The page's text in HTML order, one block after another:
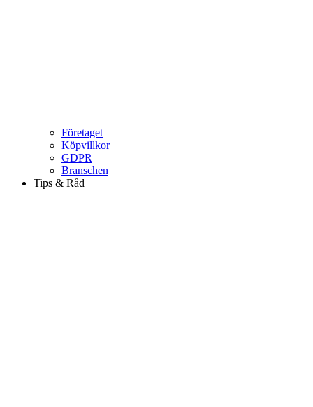
Företaget
Köpvillkor
GDPR
Branschen
Tips & Råd